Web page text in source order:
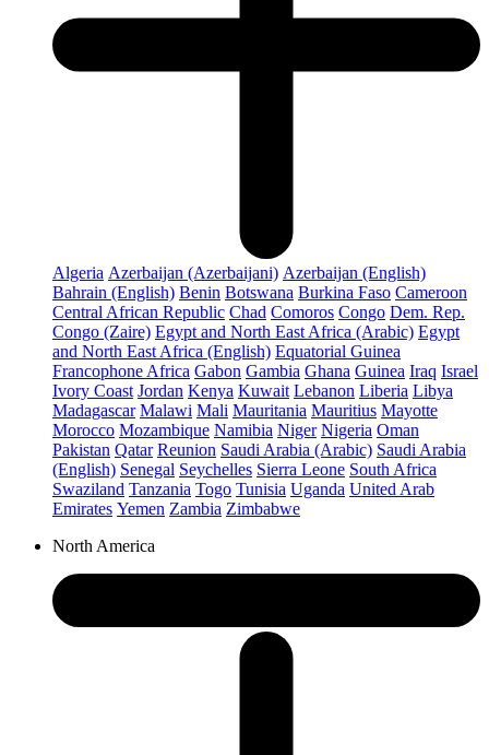
Algeria Azerbaijan (Azerbaijani) Azerbaijan (English)
Bahrain (English) Benin Botswana Burkina Faso Cameroon
Central African Republic Chad Comoros Congo Dem. Rep.
Congo (Zaire) Egypt and North East Africa (Arabic) Egypt
and North East Africa (English) Equatorial Guinea
Francophone Africa Gabon Gambia Ghana Guinea Iraq Israel
Ivory Coast Jordan Kenya Kuwait Lebanon Liberia Libya
Madagascar Malawi Mali Mauritania Mauritius Mayotte
Morocco Mozambique Namibia Niger Nigeria Oman
Pakistan Qatar Reunion Saudi Arabia (Arabic) Saudi Arabia
(English) Senegal Seychelles Sierra Leone South Africa
Swaziland Tanzania Togo Tunisia Uganda United Arab
Emirates Yemen Zambia Zimbabwe
North America